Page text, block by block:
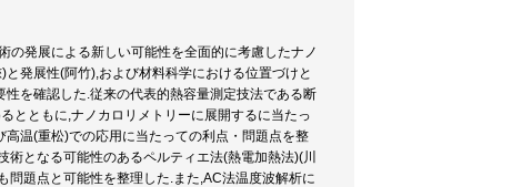
の発展による新しい可能性を全面的に考慮したナノ
発展性(阿竹),および材料科学における位置づけと
を確認した.従来の代表的熱容量測定技法である断
とともに,ナノカロリメトリーに展開するに当たっ
温(重松)での応用に当たっての利点・問題点を整
となる可能性のあるペルティエ法(熱電加熱法)(川
題点と可能性を整理した.また,AC法温度波解析に